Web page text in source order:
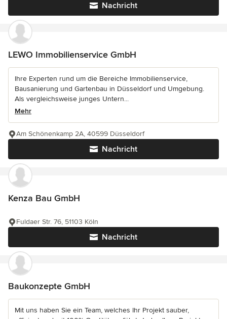
Nachricht
LEWO Immobilienservice GmbH
Ihre Experten rund um die Bereiche Immobilienservice,
Bausanierung und Gartenbau in Düsseldorf und Umgebung.
Als vergleichsweise junges Untern...
Mehr
Nachricht
Am Schönenkamp 2A, 40599 Düsseldorf
Kenza Bau GmbH
Nachricht
Fuldaer Str. 76, 51103 Köln
Baukonzepte GmbH
Mit uns haben Sie ein Team, welches Ihr Projekt sauber,